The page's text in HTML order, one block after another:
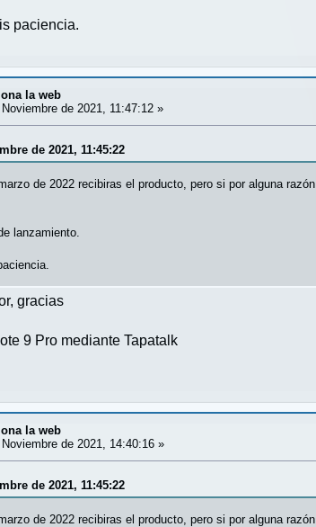
paciencia.
la web
de 2021, 11:47:12 »
de 2021, 11:45:22
de 2022 recibiras el producto, pero si por alguna
lanzamiento.
gracias
9 Pro mediante Tapatalk
la web
de 2021, 14:40:16 »
de 2021, 11:45:22
de 2022 recibiras el producto, pero si por alguna